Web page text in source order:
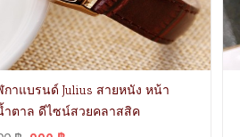
าแบรนด์ Julius สายหนัง หน้า
ำตาล ดีไซน์สวยคลาสสิค